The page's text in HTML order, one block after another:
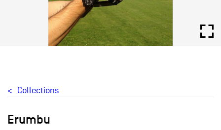
Collections
Erumbu